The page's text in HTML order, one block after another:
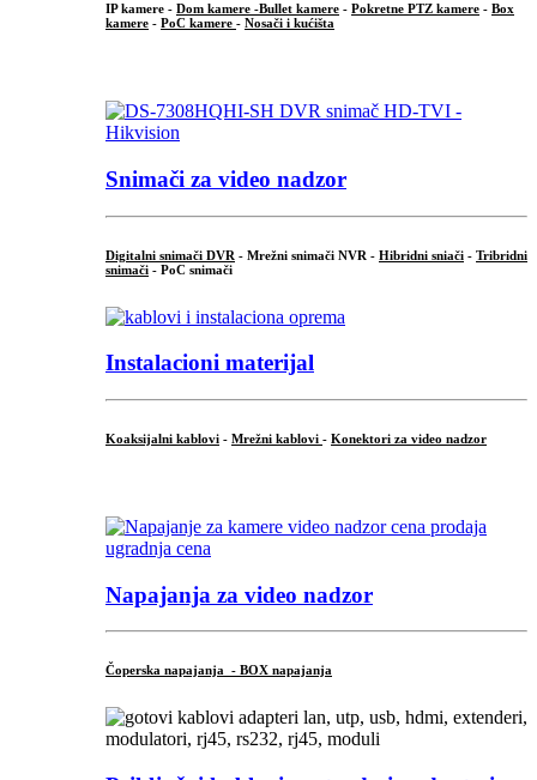
IP kamere - Dom kamere -Bullet kamere - Pokretne PTZ kamere - Box
kamere - PoC kamere - Nosači i kućišta
Snimači za video nadzor
Digitalni snimači DVR - Mrežni snimači NVR - Hibridni sniači - Tribridni
snimači - PoC snimači
Instalacioni materijal
Koaksijalni kablovi - Mrežni kablovi - Konektori za video nadzor
Napajanja za video nadzor
Čoperska napajanja - BOX napajanja